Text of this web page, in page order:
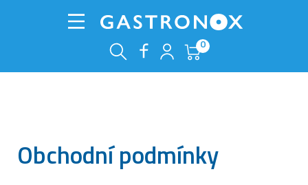
0
Obchodní podmínky